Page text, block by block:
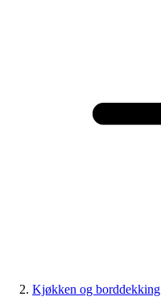
Kjøkken og borddekking